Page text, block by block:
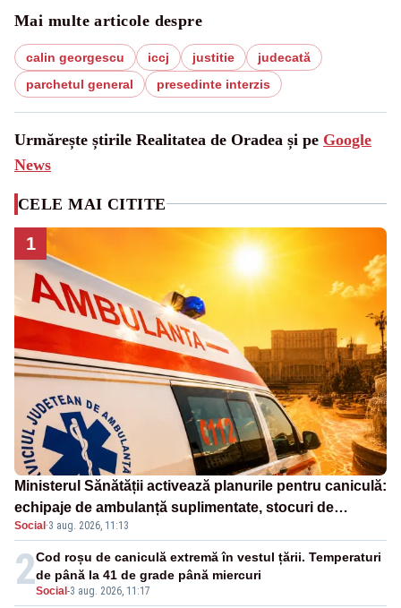
Mai multe articole despre
calin georgescu iccj justitie
judecată
parchetul general
presedinte interzis
Urmărește știrile Realitatea de Oradea și pe Google
News
CELE MAI CITITE
1
Ministerul Sănătății activează planurile pentru caniculă:
echipaje de ambulanță suplimentate, stocuri de
medicamente verificate și puncte de apă în spațiile
publice
Social ·3 aug. 2026, 11:13
2Social -3 aug. 2026, 11:17
Cod roșu de caniculă extremă în vestul țării. Temperaturi
de până la 41 de grade până miercuri